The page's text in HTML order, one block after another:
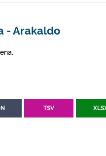
- Arakaldo
TSV